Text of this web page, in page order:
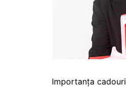
Importanța